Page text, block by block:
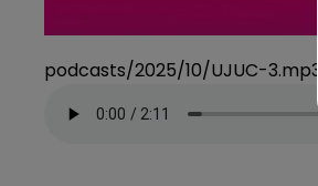
podcasts/2025/10/UJUC-3.mp3